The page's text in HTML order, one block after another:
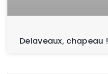
Delaveaux, chapeau !